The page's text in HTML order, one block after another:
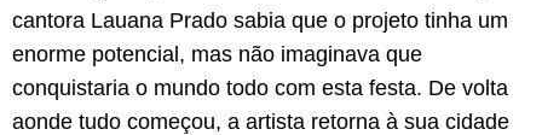
cantora Lauana Prado sabia que o projeto tinha um
enorme potencial, mas não imaginava que
conquistaria o mundo todo com esta festa. De volta
aonde tudo começou, a artista retorna à sua cidade